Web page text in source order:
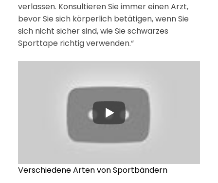
verlassen. Konsultieren Sie immer einen Arzt,
bevor Sie sich körperlich betätigen, wenn Sie
sich nicht sicher sind, wie Sie schwarzes
Sporttape richtig verwenden.“
Verschiedene Arten von Sportbändern